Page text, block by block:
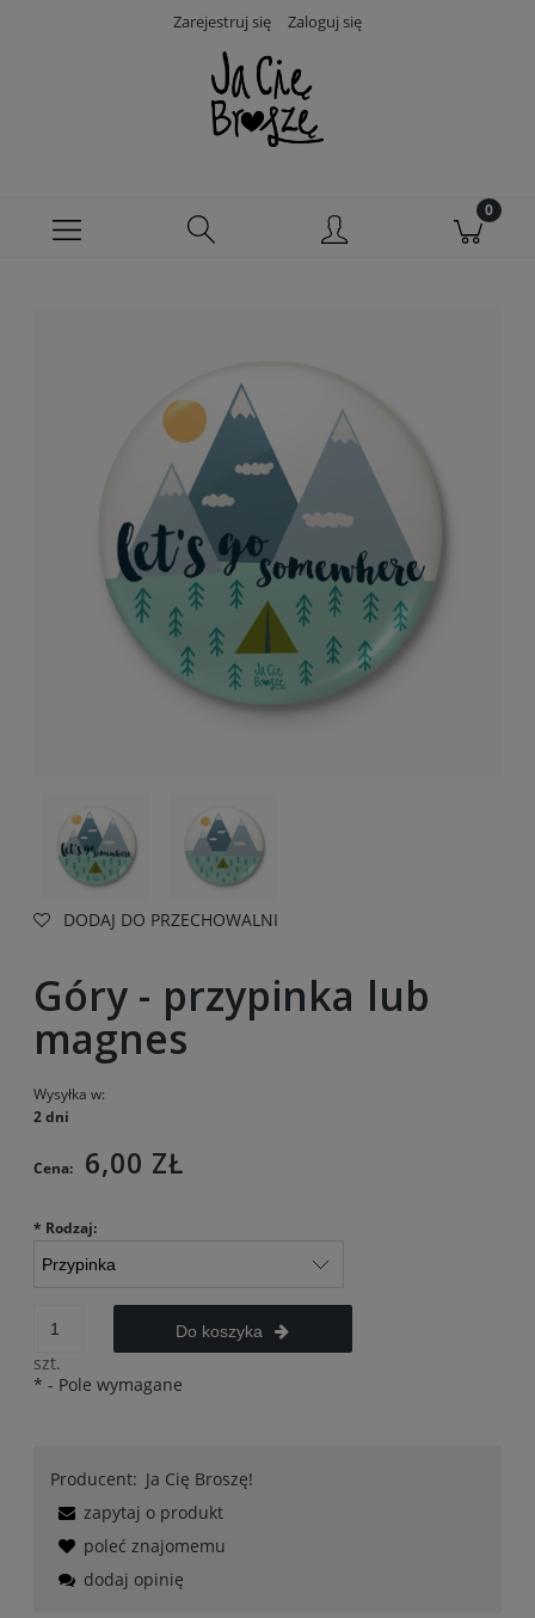
Zarejestruj się Zaloguj się
DODAJ DO PRZECHOWALNI
Góry - przypinka lub
magnes
Wysyłka w:
2 dni
Cena: 6,00 ZŁ
* Rodzaj:
szt.
Do koszyka
* - Pole wymagane
Producent: Ja Cię Broszę!
zapytaj o produkt
poleć znajomemu
dodaj opinię